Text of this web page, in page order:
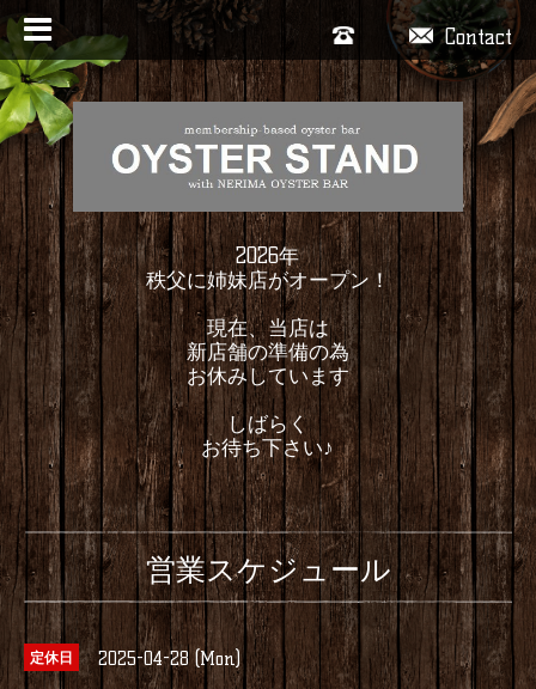
Contact
2026年
秩父に姉妹店がオープン！
現在、当店は
新店舗の準備の為
お休みしています
しばらく
お待ち下さい♪
営業スケジュール
定休日 2025-04-28 (Mon)